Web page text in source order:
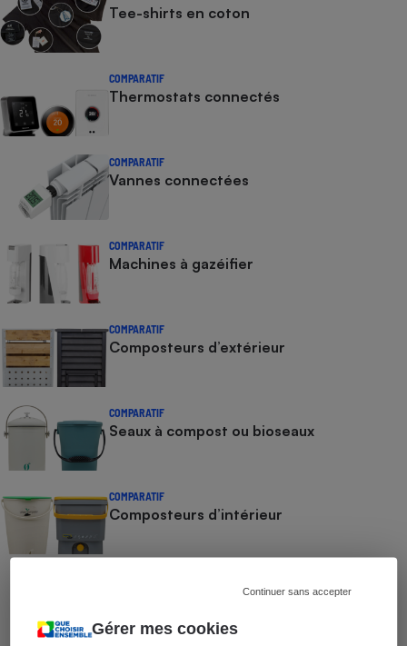
Gérer mes cookies
Continuer sans accepter
Tee-shirts en coton
COMPARATIF
Thermostats connectés
COMPARATIF
Vannes connectées
COMPARATIF
Machines à gazéifier
COMPARATIF
Composteurs d’extérieur
COMPARATIF
Seaux à compost ou bioseaux
COMPARATIF
Composteurs d’intérieur
Appareils de mise sous vide